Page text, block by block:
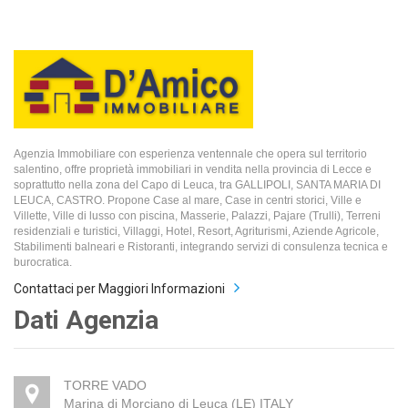
Agenzia Immobiliare con esperienza ventennale che opera sul territorio
salentino, offre proprietà immobiliari in vendita nella provincia di Lecce e
soprattutto nella zona del Capo di Leuca, tra GALLIPOLI, SANTA MARIA DI
LEUCA, CASTRO. Propone Case al mare, Case in centri storici, Ville e
Villette, Ville di lusso con piscina, Masserie, Palazzi, Pajare (Trulli), Terreni
residenziali e turistici, Villaggi, Hotel, Resort, Agriturismi, Aziende Agricole,
Stabilimenti balneari e Ristoranti, integrando servizi di consulenza tecnica e
burocratica.
Contattaci per Maggiori Informazioni
Dati Agenzia
TORRE VADO
Marina di Morciano di Leuca (LE) ITALY